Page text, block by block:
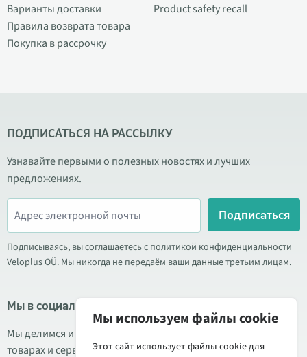
Варианты доставки
Правила возврата товара
Покупка в рассрочку
Product safety recall
ПОДПИСАТЬСЯ НА РАССЫЛКУ
Узнавайте первыми о полезных новостях и лучших
предложениях.
Подписаться
Подписываясь, вы соглашаетесь с политикой конфиденциальности
Veloplus OÜ. Мы никогда не передаём ваши данные третьим лицам.
Мы в социальных сетях
Мы делимся информацией о выгодных акциях, новых
товарах и сервисе. Иногда публикуем обзоры продукции.
Мы используем файлы cookie
Этот сайт использует файлы cookie для